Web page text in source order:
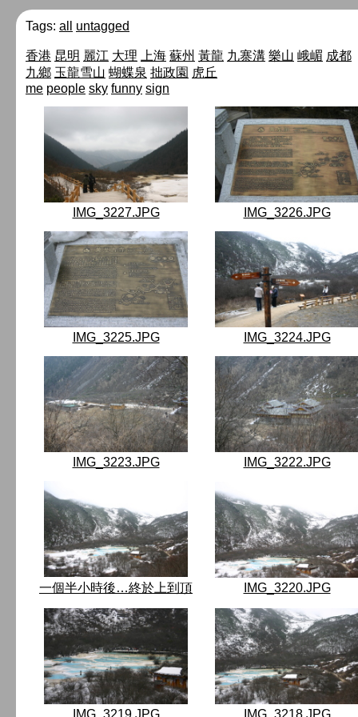
Tags: all untagged
香港 昆明 麗江 大理 上海 蘇州 黃龍 九寨溝 樂山 峨嵋 成都
九鄉 玉龍雪山 蝴蝶泉 拙政園 虎丘
me people sky funny sign
IMG_3227.JPG IMG_3226.JPG
IMG_3225.JPG IMG_3224.JPG
IMG_3223.JPG IMG_3222.JPG
一個半小時後…終於上到頂 IMG_3220.JPG
IMG_3219.JPG IMG_3218.JPG